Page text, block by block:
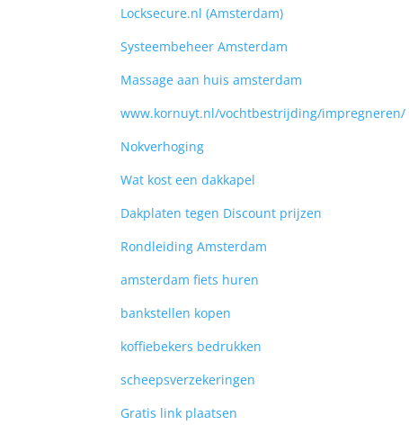
Locksecure.nl (Amsterdam)
Systeembeheer Amsterdam
Massage aan huis amsterdam
www.kornuyt.nl/vochtbestrijding/impregneren/
Nokverhoging
Wat kost een dakkapel
Dakplaten tegen Discount prijzen
Rondleiding Amsterdam
amsterdam fiets huren
bankstellen kopen
koffiebekers bedrukken
scheepsverzekeringen
Gratis link plaatsen